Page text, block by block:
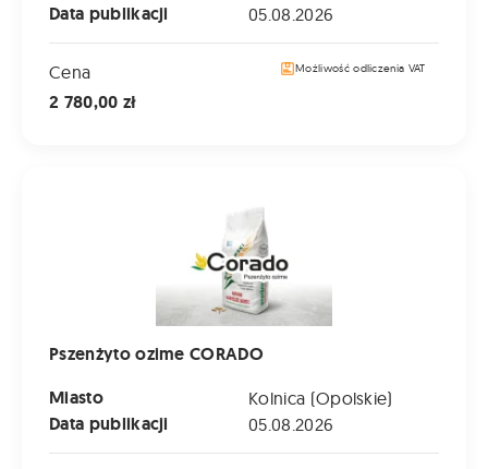
Data publikacji 05.08.2026
Cena
2 780,00 zł
Możliwość odliczenia VAT
Pszenżyto ozime CORADO
Miasto
Kolnica (Opolskie)
Data publikacji 05.08.2026